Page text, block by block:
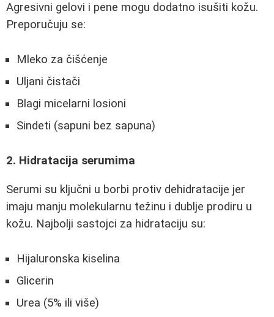
Agresivni gelovi i pene mogu dodatno isušiti kožu.
Preporučuju se:
Mleko za čišćenje
Uljani čistači
Blagi micelarni losioni
Sindeti (sapuni bez sapuna)
2. Hidratacija serumima
Serumi su ključni u borbi protiv dehidratacije jer
imaju manju molekularnu težinu i dublje prodiru u
kožu. Najbolji sastojci za hidrataciju su:
Hijaluronska kiselina
Glicerin
Urea (5% ili više)